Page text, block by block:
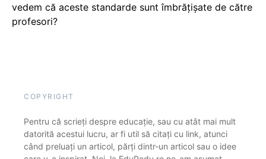
vedem că aceste standarde sunt îmbrățișate de către
profesori?
COPYRIGHT
Pentru că scrieți despre educație, sau cu atât mai mult
datorită acestui lucru, ar fi util să citați cu link, atunci
când preluați un articol, părți dintr-un articol sau o idee